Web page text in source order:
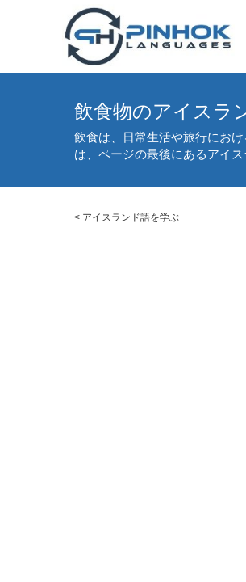
飲食物のアイスラ
飲食は、日常生活や旅行にお
は、ページの最後にあるアイ
< アイスランド語を学ぶ